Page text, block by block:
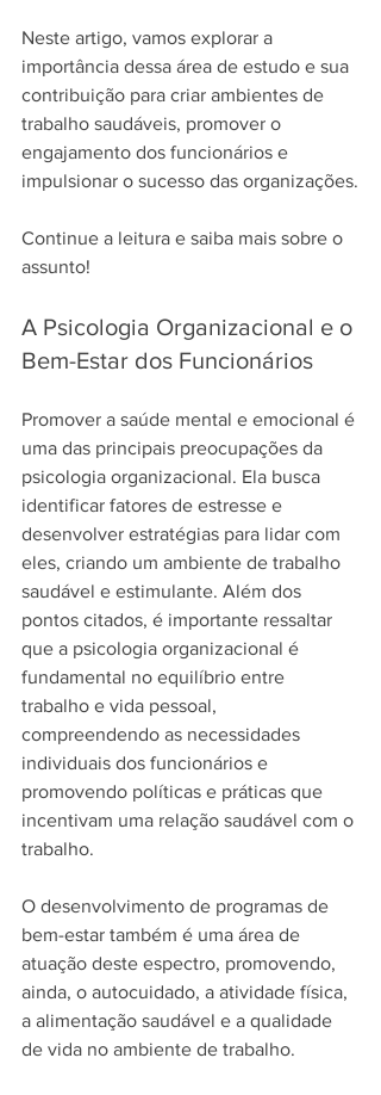
Neste artigo, vamos explorar a
importância dessa área de estudo e sua
contribuição para criar ambientes de
trabalho saudáveis, promover o
engajamento dos funcionários e
impulsionar o sucesso das organizações.
Continue a leitura e saiba mais sobre o
assunto!
A Psicologia Organizacional e o
Bem-Estar dos Funcionários
Promover a saúde mental e emocional é
uma das principais preocupações da
psicologia organizacional. Ela busca
identificar fatores de estresse e
desenvolver estratégias para lidar com
eles, criando um ambiente de trabalho
saudável e estimulante. Além dos
pontos citados, é importante ressaltar
que a psicologia organizacional é
fundamental no equilíbrio entre
trabalho e vida pessoal,
compreendendo as necessidades
individuais dos funcionários e
promovendo políticas e práticas que
incentivam uma relação saudável com o
trabalho.
O desenvolvimento de programas de
bem-estar também é uma área de
atuação deste espectro, promovendo,
ainda, o autocuidado, a atividade física,
a alimentação saudável e a qualidade
de vida no ambiente de trabalho.